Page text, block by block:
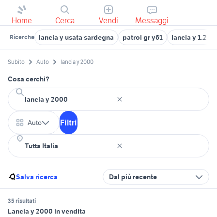
Home Cerca Vendi Messaggi
Ricerche lancia y usata sardegna patrol gr y61 lancia y 1.2 8v
Subito Auto lancia y 2000
Cosa cerchi?
Auto Filtri
Salva ricerca Dal più recente
35 risultati
Lancia y 2000 in vendita